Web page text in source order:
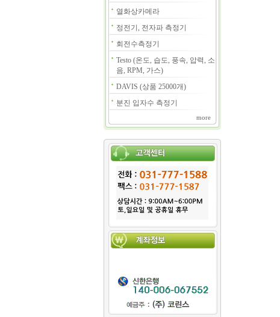
열화상카메라
정전기, 전자파 측정기
회전수측정기
Testo (온도, 습도, 풍속, 압력, 소
음, RPM, 가스)
DAVIS (상품 25000개)
분진 입자수 측정기
more